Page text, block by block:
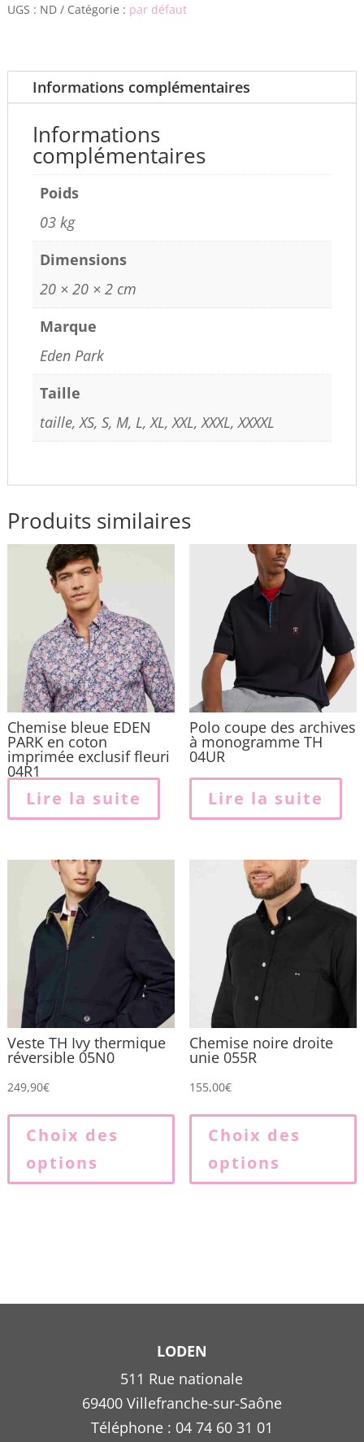
UGS : ND Catégorie : par défaut
Informations complémentaires
Informations
complémentaires
Poids
03 kg
Dimensions
20 × 20 × 2 cm
Marque
Eden Park
Taille
taille, XS, S, M, L, XL, XXL, XXXL, XXXXL
Produits similaires
Chemise bleue EDEN
PARK en coton
imprimée exclusif fleuri
04R1
Lire la suite
Polo coupe des archives
à monogramme TH
04UR
Lire la suite
Veste TH Ivy thermique
réversible 05N0
249,90€
Choix des
options
produit
plusieurs
page
du
produit
Chemise noire droite
unie 055R
155,00€
Choix des
options
LODEN
511 Rue nationale
69400 Villefranche-sur-Saône
Téléphone : 04 74 60 31 01